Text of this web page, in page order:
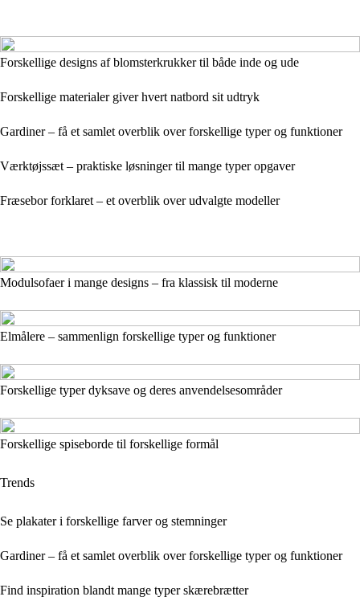
Forskellige designs af blomsterkrukker til både inde og ude
Forskellige materialer giver hvert natbord sit udtryk
Gardiner – få et samlet overblik over forskellige typer og funktioner
Værktøjssæt – praktiske løsninger til mange typer opgaver
Fræsebor forklaret – et overblik over udvalgte modeller
Modulsofaer i mange designs – fra klassisk til moderne
Elmålere – sammenlign forskellige typer og funktioner
Forskellige typer dyksave og deres anvendelsesområder
Forskellige spiseborde til forskellige formål
Trends
Se plakater i forskellige farver og stemninger
Gardiner – få et samlet overblik over forskellige typer og funktioner
Find inspiration blandt mange typer skærebrætter